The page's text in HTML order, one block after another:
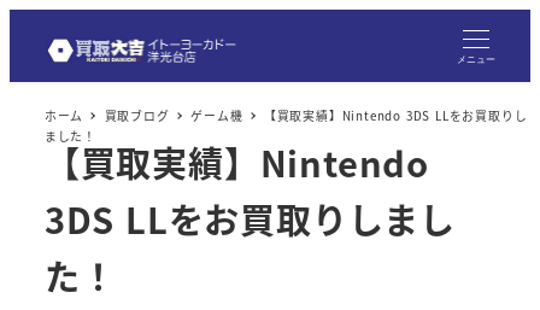
メニュー
ホーム 買取ブログ ゲーム機
【買取実績】Nintendo 3DS LLをお買取りし
ました！
【買取実績】Nintendo
3DS LLをお買取りしまし
た！